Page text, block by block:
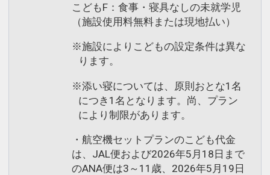
こどもF：食事・寝具なしの未就学児
（施設使用料無料または現地払い）
※施設によりこどもの設定条件は異な
ります。
※添い寝については、原則おとな1名
につき1名となります。尚、プラン
により制限があります。
・航空機セットプランのこども代金
は、JAL便および2026年5月18日まで
のANA便は3～11歳、2026年5月19日